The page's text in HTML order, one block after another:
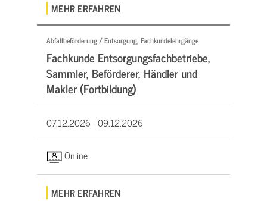
MEHR ERFAHREN
Abfallbeförderung / Entsorgung, Fachkundelehrgänge
Fachkunde Entsorgungsfachbetriebe,
Sammler, Beförderer, Händler und
Makler (Fortbildung)
07.12.2026 -09.12.2026
Online
MEHR ERFAHREN